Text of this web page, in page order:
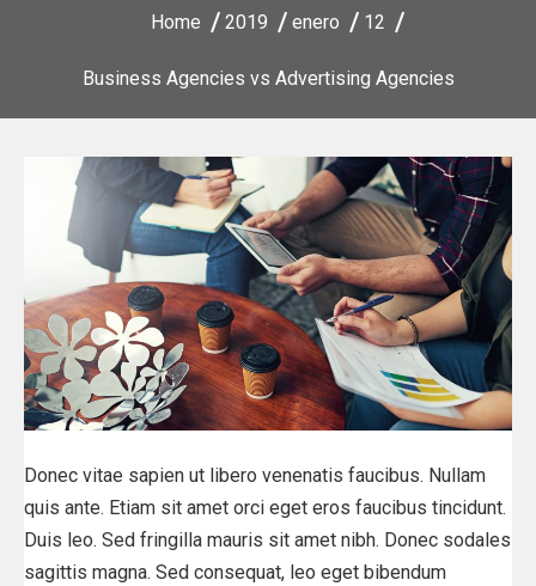
Home 2019 enero 12
Business Agencies vs Advertising Agencies
Donec vitae sapien ut libero venenatis faucibus. Nullam
quis ante. Etiam sit amet orci eget eros faucibus tincidunt.
Duis leo. Sed fringilla mauris sit amet nibh. Donec sodales
sagittis magna. Sed consequat, leo eget bibendum